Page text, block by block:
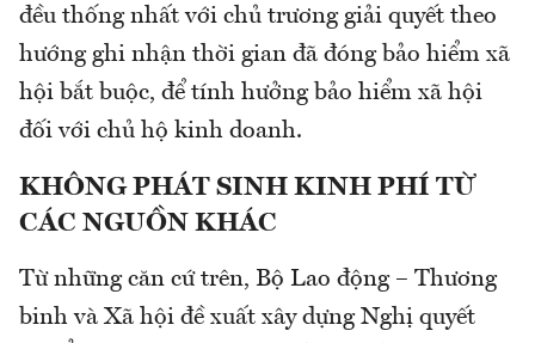
đều thống nhất với chủ trương giải quyết theo
hướng ghi nhận thời gian đã đóng bảo hiểm xã
hội bắt buộc, để tính hưởng bảo hiểm xã hội
đối với chủ hộ kinh doanh.
KHÔNG PHÁT SINH KINH PHÍ TỪ
CÁC NGUỒN KHÁC
Từ những căn cứ trên, Bộ Lao động – Thương
binh và Xã hội đề xuất xây dựng Nghị quyết